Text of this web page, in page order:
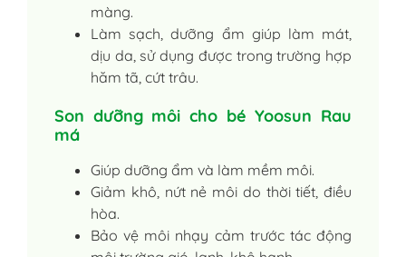
màng.
Làm sạch, dưỡng ẩm giúp làm mát,
dịu da, sử dụng được trong trường hợp
hăm tã, cứt trâu.
Son dưỡng môi cho bé Yoosun Rau
má
Giúp dưỡng ẩm và làm mềm môi.
Giảm khô, nứt nẻ môi do thời tiết, điều
hòa.
Bảo vệ môi nhạy cảm trước tác động